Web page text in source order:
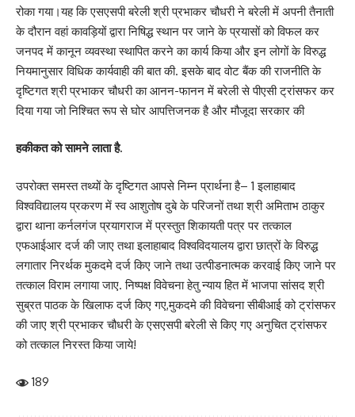
रोका गया।यह कि एसएसपी बरेली श्री प्रभाकर चौधरी ने बरेली में अपनी तैनाती
के दौरान वहां कावड़ियों द्वारा निषिद्ध स्थान पर जाने के प्रयासों को विफल कर
जनपद में कानून व्यवस्था स्थापित करने का कार्य किया और इन लोगों के विरुद्ध
नियमानुसार विधिक कार्यवाही की बात की. इसके बाद वोट बैंक की राजनीति के
दृष्टिगत श्री प्रभाकर चौधरी का आनन-फानन में बरेली से पीएसी ट्रांसफर कर
दिया गया जो निश्चित रूप से घोर आपत्तिजनक है और मौजूदा सरकार की
हकीकत को सामने लाता है.
उपरोक्त समस्त तथ्यों के दृष्टिगत आपसे निम्न प्रार्थना है– 1 इलाहाबाद
विश्वविद्यालय प्रकरण में स्व आशुतोष दुबे के परिजनों तथा श्री अमिताभ ठाकुर
द्वारा थाना कर्नलगंज प्रयागराज में प्रस्तुत शिकायती पत्र पर तत्काल
एफआईआर दर्ज की जाए तथा इलाहाबाद विश्वविदयालय द्वारा छात्रों के विरुद्ध
लगातार निरर्थक मुकदमे दर्ज किए जाने तथा उत्पीडनात्मक करवाई किए जाने पर
तत्काल विराम लगाया जाए. निष्पक्ष विवेचना हेतु न्याय हित में भाजपा सांसद श्री
सुब्रत पाठक के खिलाफ दर्ज किए गए,मुकदमे की विवेचना सीबीआई को ट्रांसफर
की जाए श्री प्रभाकर चौधरी के एसएसपी बरेली से किए गए अनुचित ट्रांसफर
को तत्काल निरस्त किया जाये!
189